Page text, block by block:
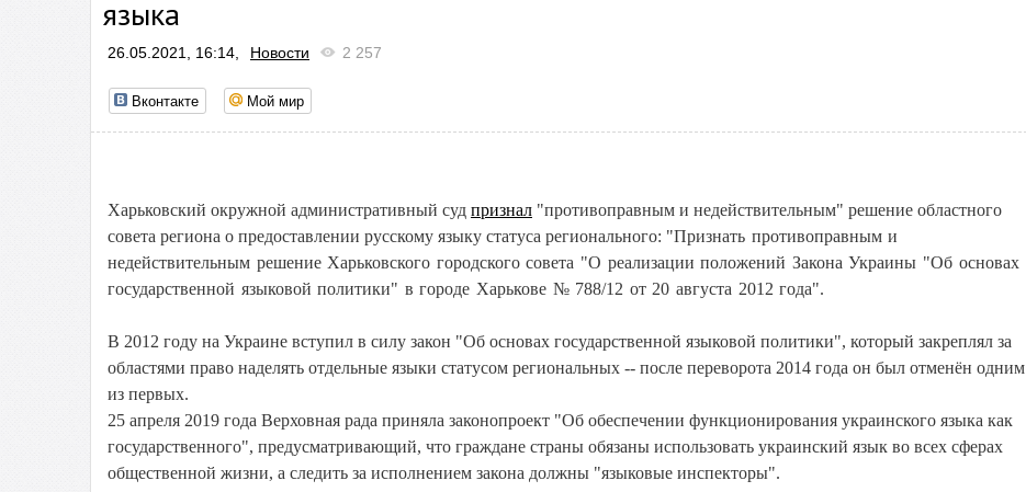
языка
26.05.2021, 16:14, Новости 2 257
Вконтакте Мой мир
Харьковский окружной административный суд признал "противоправным и недействительным" решение областного
совета региона о предоставлении русскому языку статуса регионального: "Признать противоправным и
недействительным решение Харьковского городского совета "О реализации положений Закона Украины "Об основах
государственной языковой политики" в городе Харькове № 788/12 от 20 августа 2012 года".
В 2012 году на Украине вступил в силу закон "Об основах государственной языковой политики", который закреплял за
областями право наделять отдельные языки статусом региональных -- после переворота 2014 года он был отменён одним
из первых.
25 апреля 2019 года Верховная рада приняла законопроект "Об обеспечении функционирования украинского языка как
государственного", предусматривающий, что граждане страны обязаны использовать украинский язык во всех сферах
общественной жизни, а следить за исполнением закона должны "языковые инспекторы".